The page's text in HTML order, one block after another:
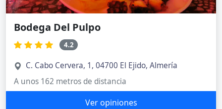
Bodega Del Pulpo
4.2
C. Cabo Cervera, 1, 04700 El Ejido, Almería
A unos 162 metros de distancia
Ver opiniones